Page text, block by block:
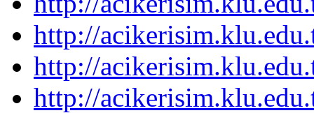
http://
http://
http://